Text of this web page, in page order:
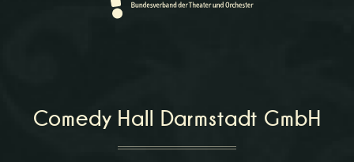
Comedy Hall Darmstadt GmbH